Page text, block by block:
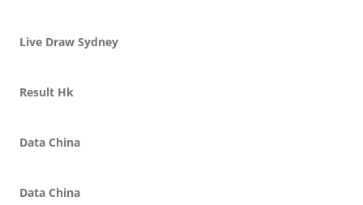
Live Draw Sydney
Result Hk
Data China
Data China